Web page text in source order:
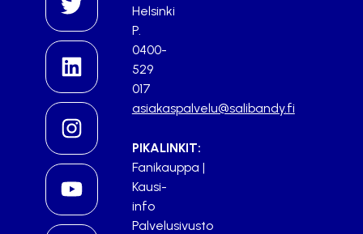
Helsinki
P.
0400-
529
017
asiakaspalvelu@salibandy.fi
PIKALINKIT:
Fanikauppa |
Kausi-
info
Palvelusivusto